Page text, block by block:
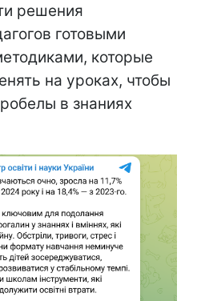
решения
готовыми
которые
на уроках, чтобы
в знаниях